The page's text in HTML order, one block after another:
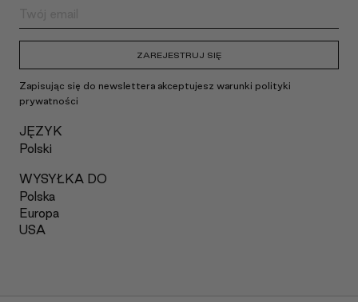
ZAREJESTRUJ SIĘ
Zapisując się do newslettera akceptujesz warunki polityki
prywatności
JĘZYK
Polski
WYSYŁKA DO
Polska
Europa
USA